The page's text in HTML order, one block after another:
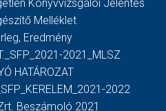
Könyvvizsgálói Jelentés
Melléklet
Eredmény
2021_MLSZ
HATÁROZAT
2022
Beszámoló 2021